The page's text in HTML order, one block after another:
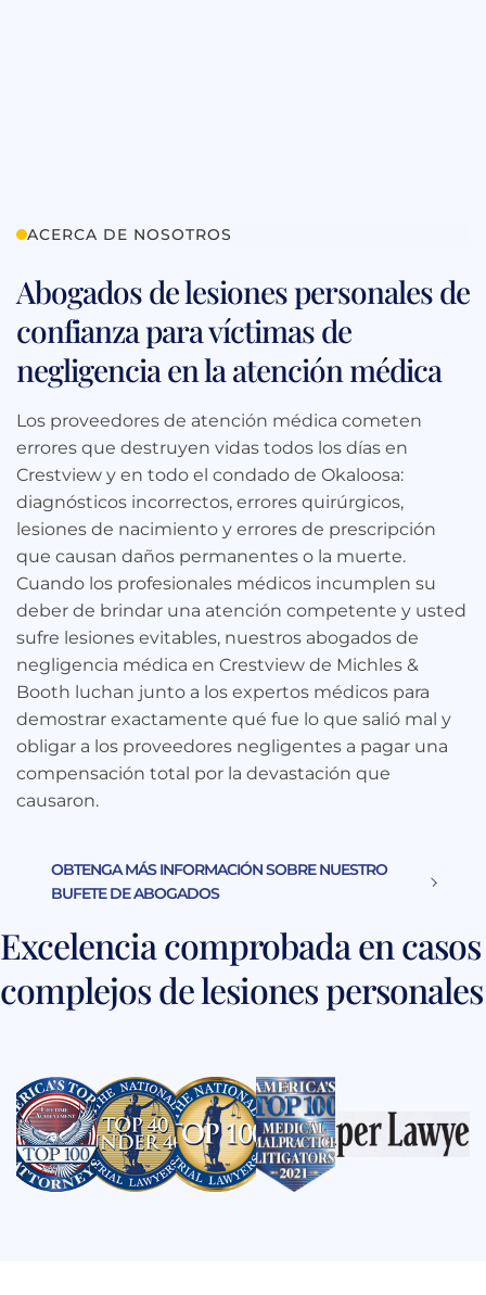
ACERCA DE NOSOTROS
Abogados de lesiones personales de
confianza para víctimas de
negligencia en la atención médica
Los proveedores de atención médica cometen
errores que destruyen vidas todos los días en
Crestview y en todo el condado de Okaloosa:
diagnósticos incorrectos, errores quirúrgicos,
lesiones de nacimiento y errores de prescripción
que causan daños permanentes o la muerte.
Cuando los profesionales médicos incumplen su
deber de brindar una atención competente y usted
sufre lesiones evitables, nuestros abogados de
negligencia médica en Crestview de Michles &
Booth luchan junto a los expertos médicos para
demostrar exactamente qué fue lo que salió mal y
obligar a los proveedores negligentes a pagar una
compensación total por la devastación que
causaron.
OBTENGA MÁS INFORMACIÓN SOBRE NUESTRO
BUFETE DE ABOGADOS
Excelencia comprobada en casos
complejos de lesiones personales